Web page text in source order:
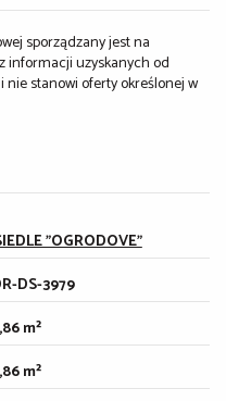
sporządzany jest na
informacji uzyskanych od
nie stanowi oferty określonej w
"OGRODOVE"
DS-3979
m²
m²